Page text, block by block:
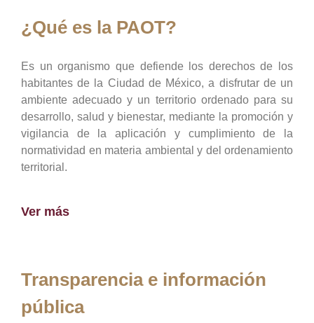
¿Qué es la PAOT?
Es un organismo que defiende los derechos de los
habitantes de la Ciudad de México, a disfrutar de un
ambiente adecuado y un territorio ordenado para su
desarrollo, salud y bienestar, mediante la promoción y
vigilancia de la aplicación y cumplimiento de la
normatividad en materia ambiental y del ordenamiento
territorial.
Ver más
Transparencia e información
pública